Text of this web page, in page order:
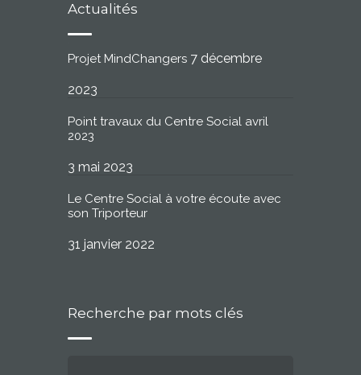
Actualités
Projet MindChangers 7 décembre
2023
Point travaux du Centre Social avril
2023
3 mai 2023
Le Centre Social à votre écoute avec
son Triporteur
31 janvier 2022
Recherche par mots clés